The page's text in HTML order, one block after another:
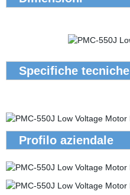
Specifiche tecniche
Profilo aziendale